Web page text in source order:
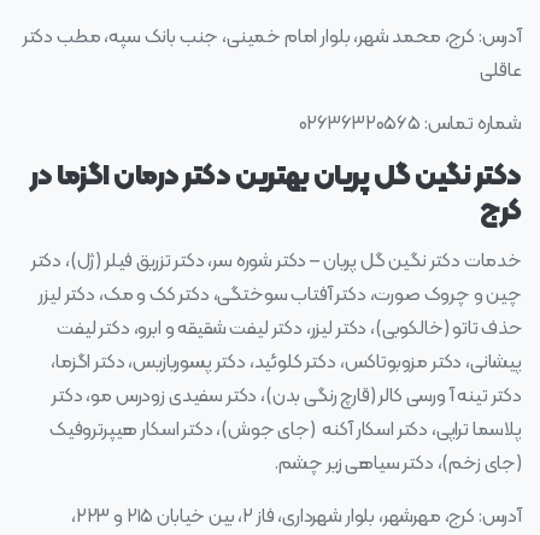
آدرس: کرج، محمد شهر، بلوار امام خمینی، جنب بانک سپه، مطب دکتر
عاقلی
شماره تماس: ۰۲۶۳۶۳۲۰۵۶۵
دکتر نگین گل پریان بهترین دکتر درمان اگزما در
کرج
خدمات دکتر نگین گل پریان – دکتر شوره سر، دکتر تزریق فیلر (ژل)، دکتر
چین و چروک صورت، دکتر آفتاب سوختگی، دکتر کک و مک، دکتر لیزر
حذف تاتو (خالکوبی)، دکتر لیزر، دکتر لیفت شقیقه و ابرو، دکتر لیفت
پیشانی، دکتر مزوبوتاکس، دکتر کلوئید، دکتر پسوریازیس، دکتر اگزما،
دکتر تینه آ ورسی کالر (قارچ رنگی بدن)، دکتر سفیدی زودرس مو، دکتر
پلاسما تراپی، دکتر اسکار آکنه (جای جوش)، دکتر اسکار هیپرتروفیک
(جای زخم)، دکتر سیاهی زیر چشم.
آدرس: کرج، مهرشهر، بلوار شهرداری، فاز ۲، بین خیابان ۲۱۵ و ۲۲۳،